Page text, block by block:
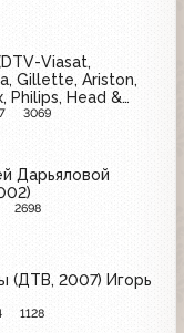
Viasat,
Gillette, Ariston,
Philips, Head &
3069
Дарьяловой
2698
(ДТВ, 2007) Игорь
1128